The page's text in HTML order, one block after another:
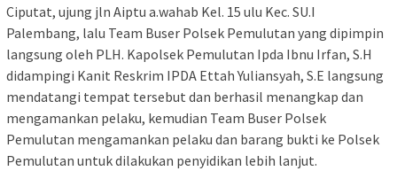
Ciputat, ujung jln Aiptu a.wahab Kel. 15 ulu Kec. SU.I
Palembang, lalu Team Buser Polsek Pemulutan yang dipimpin
langsung oleh PLH. Kapolsek Pemulutan Ipda Ibnu Irfan, S.H
didampingi Kanit Reskrim IPDA Ettah Yuliansyah, S.E langsung
mendatangi tempat tersebut dan berhasil menangkap dan
mengamankan pelaku, kemudian Team Buser Polsek
Pemulutan mengamankan pelaku dan barang bukti ke Polsek
Pemulutan untuk dilakukan penyidikan lebih lanjut.